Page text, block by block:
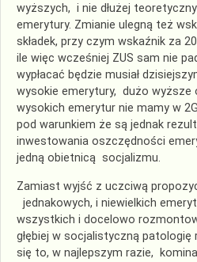
wyższych, i nie dłużej
emerytury. Zmianie ulegną też
składek, przy czym wskaźnik za
ile więc wcześniej ZUS sam nie
wypłacać będzie musiał
wysokie emerytury, dużo
wysokich emerytur nie mamy w
pod warunkiem że są jednak
inwestowania oszczędności
jedną obietnicą socjalizmu.
Zamiast wyjść z uczciwą
jednakowych, i niewielkich
wszystkich i docelowo
głębiej w socjalistyczną
się to, w najlepszym razie,